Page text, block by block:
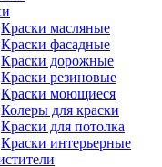
Краски масляные
Краски фасадные
Краски дорожные
Краски резиновые
Краски моющиеся
Колеры для краски
Краски для потолка
Краски интерьерные